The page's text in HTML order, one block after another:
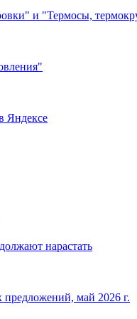
и "Термосы,
Яндексе
нарастать
май 2026 г.